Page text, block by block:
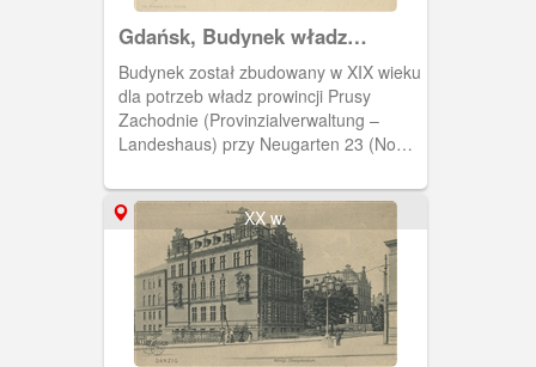
Gdańsk, Budynek władz
prowincji Prusy Zachodnie,
Landeshaus
Budynek został zbudowany w XIX wieku
dla potrzeb władz prowincji Prusy
Zachodnie (Provinzialverwaltung –
Landeshaus) przy Neugarten 23 (Nowe
gdańskiego. Obecnie parking przy
siedzibie Komendy Miejskiej Policji.
XX w.